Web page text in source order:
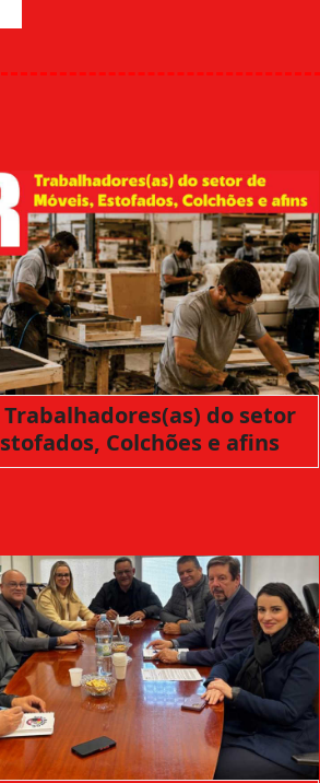
do setor
Colchões e afins